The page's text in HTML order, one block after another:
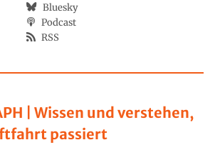
| Wissen und verstehen,
passiert
Bluesky
Podcast
RSS